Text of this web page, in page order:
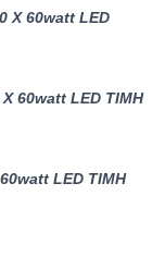
X 60watt LED
60watt LED TIMH
LED TIMH